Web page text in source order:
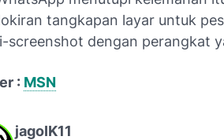
tangkapan layar untuk
screenshot dengan perangkat
: MSN
jagoIK11